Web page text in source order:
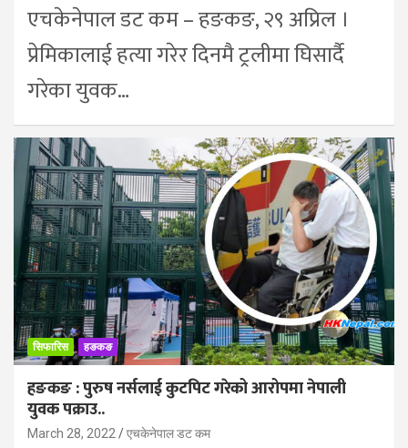
एचकेनेपाल डट कम – हङकङ, २९ अप्रिल ।
प्रेमिकालाई हत्या गरेर दिनमै ट्रलीमा घिसार्दै
गरेका युवक…
सिफारिस हङकङ
हङकङ : पुरुष नर्सलाई कुटपिट गरेको आरोपमा नेपाली
युवक पक्राउ..
March 28, 2022 एचकेनेपाल डट कम